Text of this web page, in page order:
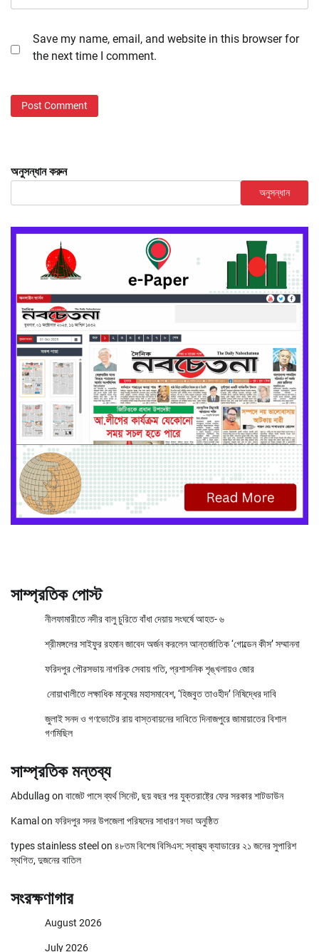
Save my name, email, and website in this browser for
the next time I comment.
অনুসন্ধান করুন
অনুসন্ধান
সাম্প্রতিক পোস্ট
নীলফামারীতে নদীর বালু চুরিতে বাঁধা দেয়ায় সংঘর্ষে আহত- ৬
শ্রীমঙ্গলের সাইফুর রহমান জাবেদ অর্জন করলেন আন্তর্জাতিক ‘গোল্ডেন কীস’ সম্মাননা
ফরিদপুর পৌরসভায় নাগরিক সেবায় গতি, প্রশাসনিক শৃঙ্খলায়ও জোর
নোয়াখালীতে লক্ষাধিক মানুষের মহাসমাবেশ, ‘হিজবুত তাওহীদ’ নিষিদ্ধের দাবি
জুলাই সনদ ও গণভোটের রায় বাস্তবায়নের দাবিতে দিনাজপুরে জামায়াতের বিশাল
গণমিছিল
সাম্প্রতিক মন্তব্য
Abdullag on বাজেট পাসে ব্যর্থ সিনেট, ছয় বছর পর যুক্তরাষ্ট্রে ফের সরকার শাটডাউন
Kamal on ফরিদপুর সদর উপজেলা পরিষদের সাধারণ সভা অনুষ্ঠিত
types stainless steel on ৪৮তম বিশেষ বিসিএস: স্বাস্থ্য ক্যাডারের ২১ জনের সুপারিশ
স্থগিত, দুজনের বাতিল
সংরক্ষণাগার
August 2026
July 2026